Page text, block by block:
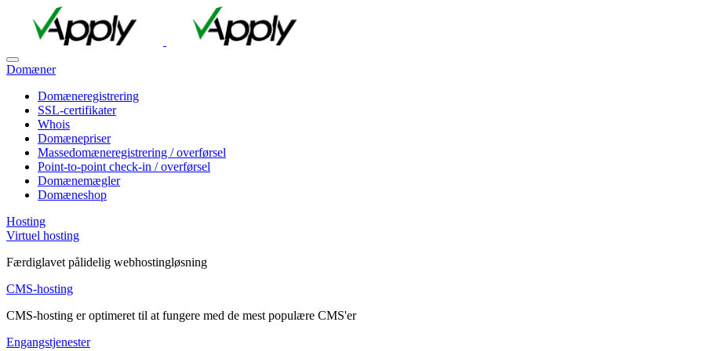
Domæner
Domæneregistrering
SSL-certifikater
Whois
Domænepriser
Massedomæneregistrering / overførsel
Point-to-point check-in / overførsel
Domænemægler
Domæneshop
Hosting
Virtuel hosting
Færdiglavet pålidelig webhostingløsning
CMS-hosting
CMS-hosting er optimeret til at fungere med de mest populære CMS'er
Engangstjenester